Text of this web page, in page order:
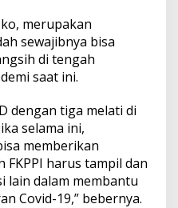
merupakan
sewajibnya bisa
di tengah
saat ini.
dengan tiga melati di
selama ini,
memberikan
FKPPI harus tampil dan
lain dalam membantu
Covid-19,” bebernya.